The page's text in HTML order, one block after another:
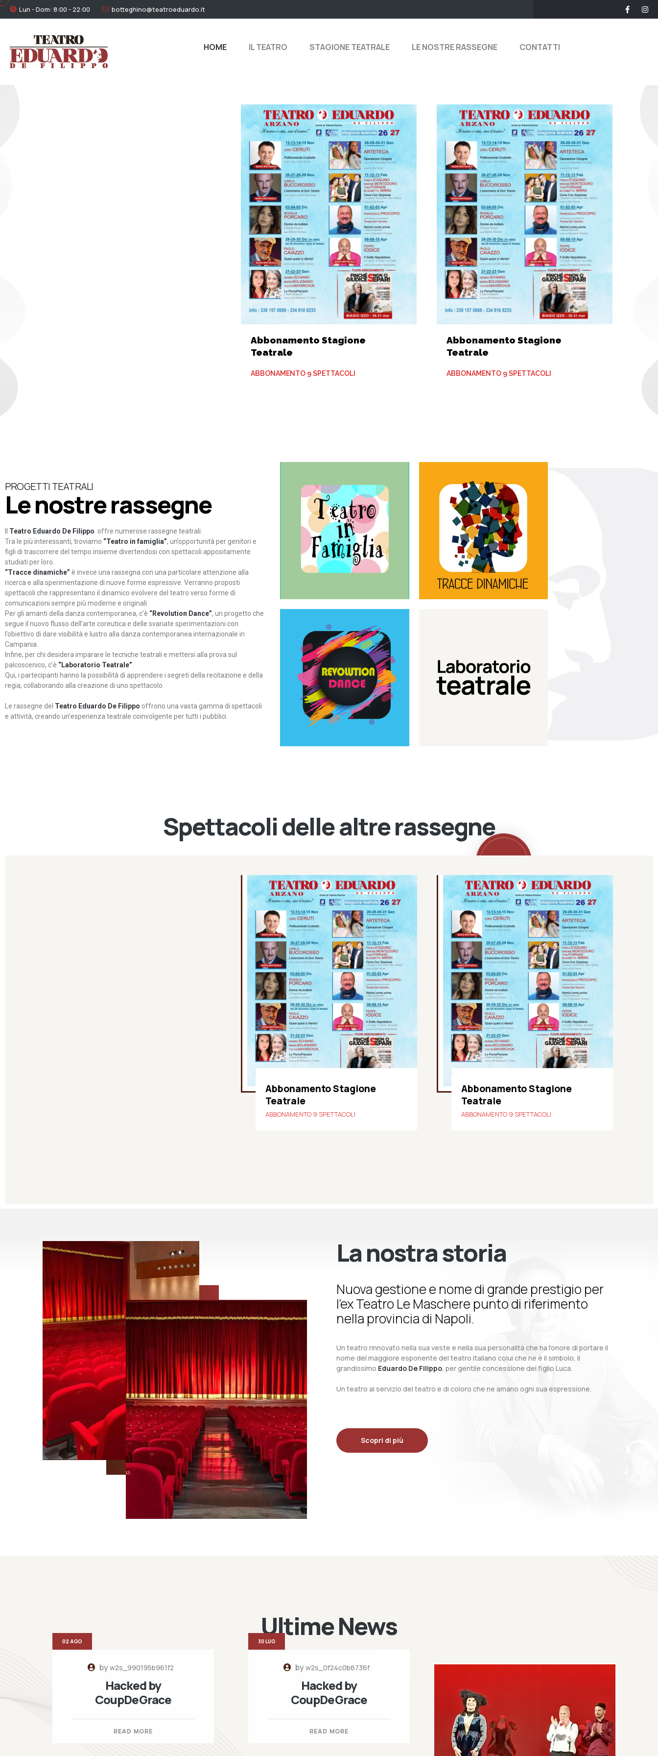
Lun - Dom: 8:00 - 22:00 botteghino@teatroeduardo.it
HOME IL TEATRO STAGIONE TEATRALE LE NOSTRE RASSEGNE CONTATTI
Abbonamento Stagione
Teatrale
ABBONAMENTO 9 SPETTACOLI
Abbonamento Stagione
Teatrale
ABBONAMENTO 9 SPETTACOLI
PROGETTI TEATRALI
Le nostre rassegne
Teatro Eduardo De Filippo offre numerose rassegne teatrali.
Tra le più interessanti, troviamo “Teatro in famiglia”, un’opportunità per genitori e
figli di trascorrere del tempo insieme divertendosi con spettacoli appositamente
studiati per loro.
“Tracce dinamiche” è invece una rassegna con una particolare attenzione alla
ricerca e alla sperimentazione di nuove forme espressive. Verranno proposti
spettacoli che rappresentano il dinamico evolvere del teatro verso forme di
comunicazioni sempre più moderne e originali
Per gli amanti della danza contemporanea, c’è “Revolution Dance”, un progetto che
segue il nuovo flusso dell’arte coreutica e delle svariate sperimentazioni con
l’obiettivo di dare visibilità e lustro alla danza contemporanea internazionale in
Campania.
Infine, per chi desidera imparare le tecniche teatrali e mettersi alla prova sul
palcoscenico, c’è “Laboratorio Teatrale”
Qui, i partecipanti hanno la possibilità di apprendere i segreti della recitazione e della
regia, collaborando alla creazione di uno spettacolo.
Le rassegne del Teatro Eduardo De Filippo offrono una vasta gamma di spettacoli
e attività, creando un’esperienza teatrale coinvolgente per tutti i pubblici.
Teatro in famiglia
Teatro In Famiglia è una
rassegna di teatro concepita
per far condividere e godere
del teatro all’intera famiglia.
Continua
Tracce dinamiche
Tracce Dinamiche è una
rassegna di teatro
d’innovazione e sperimentale.
Continua
Revolution Dance
Rassegna di danza
contemporanea – I Edizione
Continua
Laboratorio di teatro del
Teatro Eduardo de Filippo
Spettacoli delle altre rassegne
Abbonamento Stagione
Teatrale
ABBONAMENTO 9 SPETTACOLI
Abbonamento Stagione
Teatrale
ABBONAMENTO 9 SPETTACOLI
La nostra storia
Nuova gestione e nome di grande prestigio per
l’ex Teatro Le Maschere punto di riferimento
nella provincia di Napoli.
Un teatro rinnovato nella sua veste e nella sua personalità che ha l’onore di portare il
nome del maggiore esponente del teatro italiano colui che ne è il simbolo, il
grandissimo Eduardo De Filippo, per gentile concessione del figlio Luca.
Un teatro al servizio del teatro e di coloro che ne amano ogni sua espressione.
Scopri di più
Ultime News
byw2s_990195b961f2
Hacked by
CoupDeGrace
READ MORE
02 AGO
byw2s_0f24c0b6736f
Hacked by
CoupDeGrace
READ MORE
30 LUG